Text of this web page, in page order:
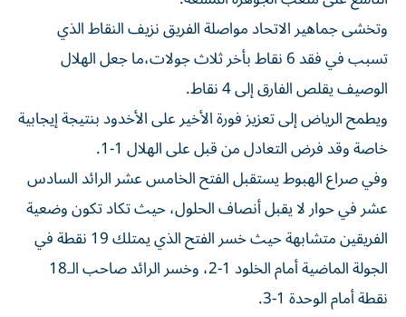
وتخشى جماهير الاتحاد مواصلة الفريق نزيف النقاط الذي
تسبب في فقد 6 نقاط بأخر ثلاث جولات،ما جعل الهلال
الوصيف يقلص الفارق إلى 4 نقاط.
ويطمح الرياض إلى تعزيز فورة الأخير على الأخدود بنتيجة إيجابية
خاصة وقد فرض التعادل من قبل على الهلال 1-1.
وفي صراع الهبوط يستقبل الفتح الخامس عشر الرائد السادس
عشر في حوار لا يقبل أنصاف الحلول، حيث تكاد تكون وضعية
الفريقين متشابهة حيث خسر الفتح الذي يمتلك 19 نقطة في
الجولة الماضية أمام الخلود 1-2، وخسر الرائد صاحب الـ18
نقطة أمام الوحدة 1-3.